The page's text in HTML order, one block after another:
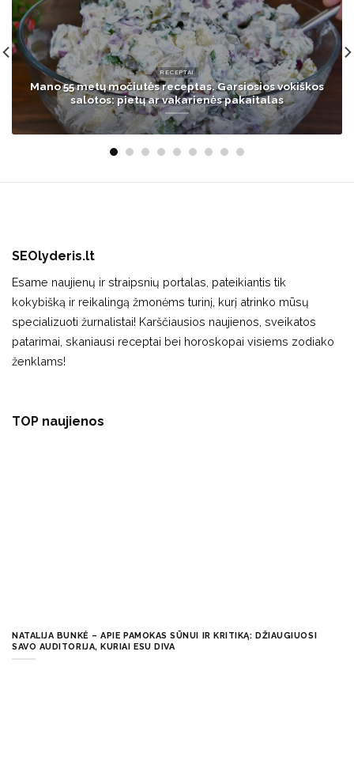
GYVENIMAS
Dalia Grybauskaitė kieme įžiebė eglę: pamatykite,
kaip ji atrodo
SEOlyderis.lt
Esame naujienų ir straipsnių portalas, pateikiantis tik
kokybišką ir reikalingą žmonėms turinį, kurį atrinko mūsų
specializuoti žurnalistai! Karščiausios naujienos, sveikatos
patarimai, skaniausi receptai bei horoskopai visiems zodiako
ženklams!
TOP naujienos
NATALIJA BUNKĖ – APIE PAMOKAS SŪNUI IR KRITIKĄ: DŽIAUGIUOSI
SAVO AUDITORIJA, KURIAI ESU DIVA